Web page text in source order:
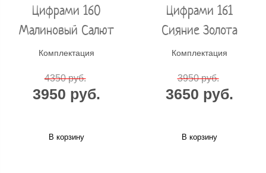
Цифрами 160
Малиновый Салют
Комплектация
4350 руб.
3950 руб.
В корзину
Цифрами 161
Сияние Золота
Комплектация
3950 руб.
3650 руб.
В корзину